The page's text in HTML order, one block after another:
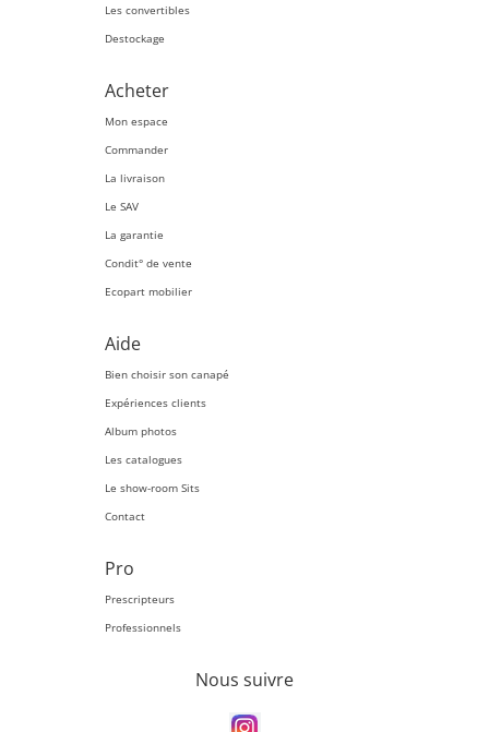
Les convertibles
Destockage
Acheter
Mon espace
Commander
La livraison
Le SAV
La garantie
Condit° de vente
Ecopart mobilier
Aide
Bien choisir son canapé
Expériences clients
Album photos
Les catalogues
Le show-room Sits
Contact
Pro
Prescripteurs
Professionnels
Nous suivre